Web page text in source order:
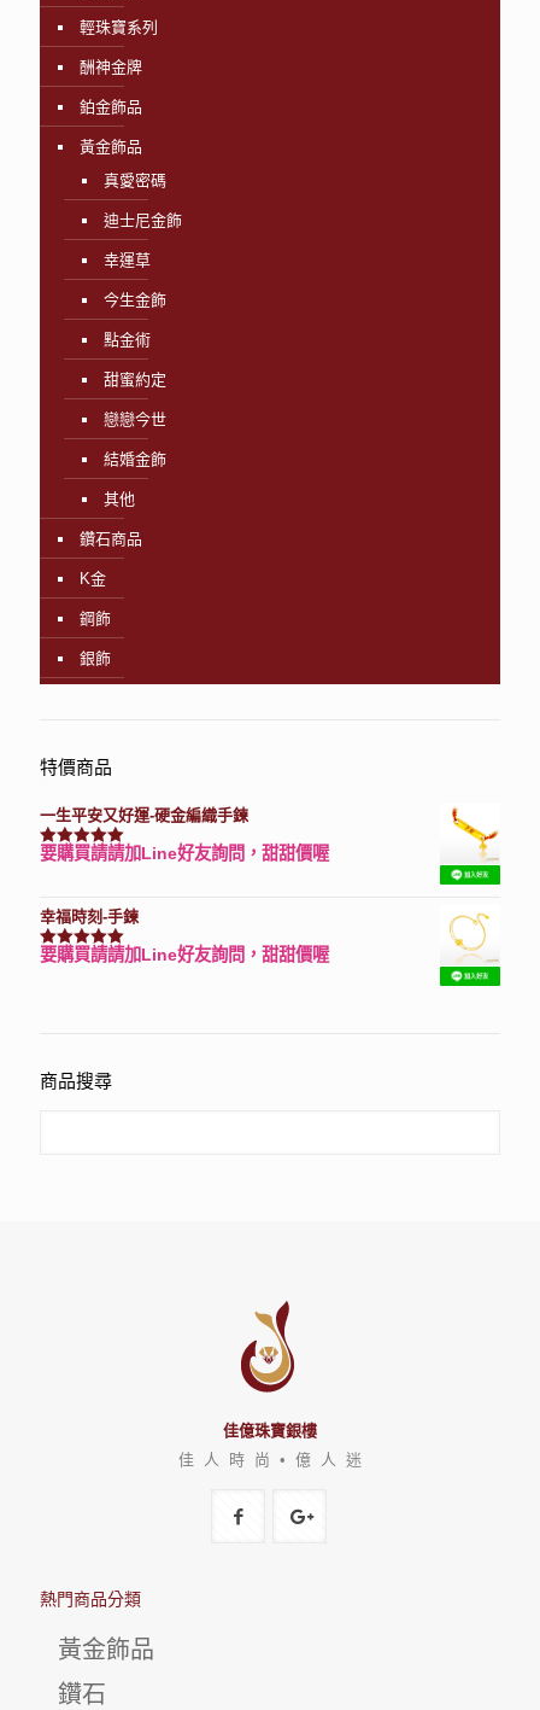
輕珠寶系列
酬神金牌
鉑金飾品
黃金飾品
真愛密碼
迪士尼金飾
幸運草
今生金飾
點金術
甜蜜約定
戀戀今世
結婚金飾
其他
鑽石商品
K金
鋼飾
銀飾
特價商品
一生平安又好運-硬金編織手鍊
評分7740滿分 5
要購買請請加Line好友詢問，甜甜價喔
幸福時刻-手鍊
評分3150滿分 5
要購買請請加Line好友詢問，甜甜價喔
商品搜尋
佳億珠寶銀樓
佳 人 時 尚 • 億 人 迷
熱門商品分類
黃金飾品
鑽石